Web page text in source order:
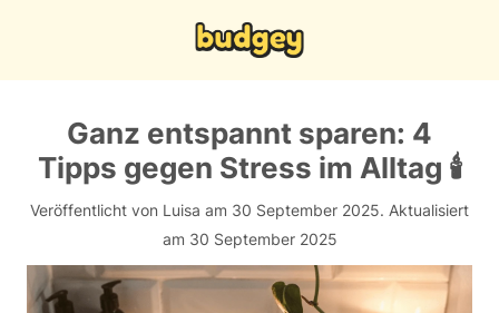
Ganz entspannt sparen: 4
Tipps gegen Stress im Alltag 🕯️
Veröffentlicht von Luisa am 30 September 2025. Aktualisiert
am 30 September 2025